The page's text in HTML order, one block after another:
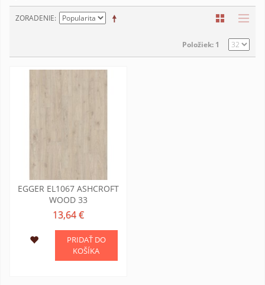
ZORADENIE
Položiek: 1
EGGER EL1067 ASHCROFT
WOOD 33
13,64 €
PRIDAŤ DO
KOŠÍKA